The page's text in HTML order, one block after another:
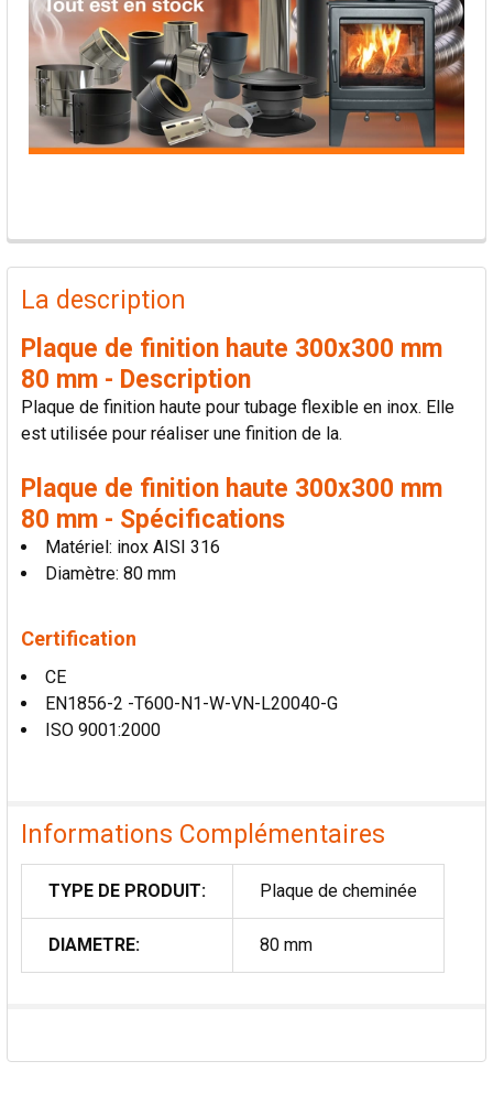
PRODUITS
FRÉQUEMMENT
ACHETÉS
TOUT
SÉLECTIONNER
LA
SÉLECTION
AU PANIER
La description
Plaque de finition haute 300x300 mm
80 mm - Description
Plaque de finition haute pour tubage flexible en inox. Elle
est utilisée pour réaliser une finition de la.
Plaque de finition haute 300x300 mm
80 mm - Spécifications
Matériel: inox AISI 316
Diamètre: 80 mm
Certification
CE
EN1856-2 -T600-N1-W-VN-L20040-G
ISO 9001:2000
Informations Complémentaires
TYPE DE PRODUIT: Plaque de cheminée
DIAMETRE: 80 mm